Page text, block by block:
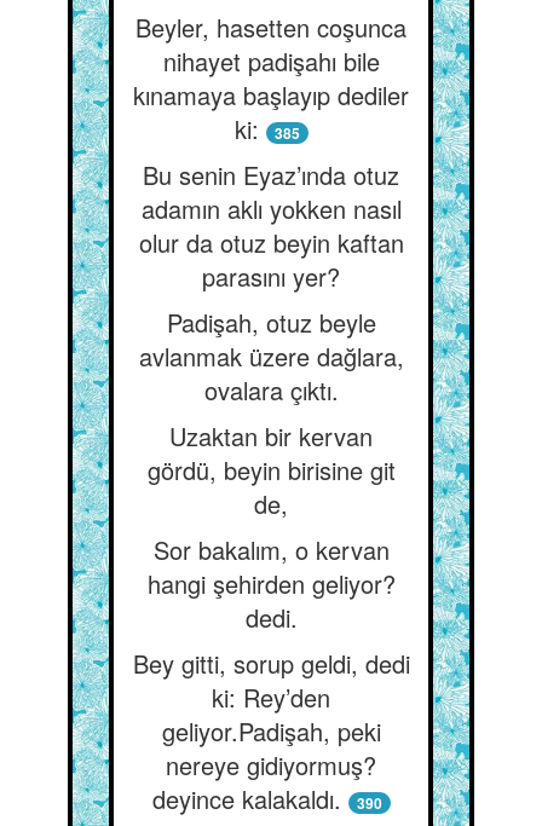
Beyler, hasetten coşunca
nihayet padişahı bile
kınamaya başlayıp dediler
ki:
385
Bu senin Eyaz’ında otuz
adamın aklı yokken nasıl
olur da otuz beyin kaftan
parasını yer?
Padişah, otuz beyle
avlanmak üzere dağlara,
ovalara çıktı.
Uzaktan bir kervan
gördü, beyin birisine git
de,
Sor bakalım, o kervan
hangi şehirden geliyor?
dedi.
Bey gitti, sorup geldi, dedi
ki: Rey’den
geliyor.Padişah, peki
nereye gidiyormuş?
deyince kalakaldı.
390